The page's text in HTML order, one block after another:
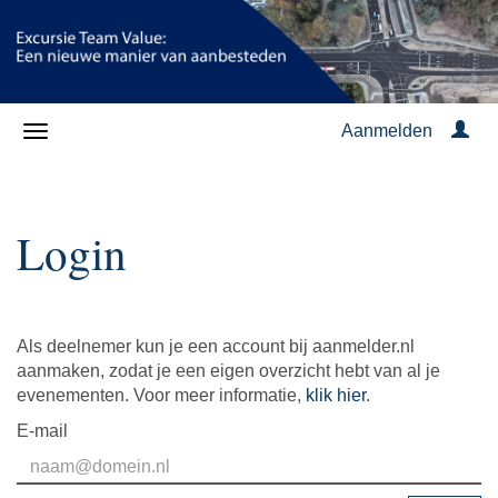
Aanmelden
Login
Als deelnemer kun je een account bij aanmelder.nl
aanmaken, zodat je een eigen overzicht hebt van al je
evenementen. Voor meer informatie, klik hier.
E-mail